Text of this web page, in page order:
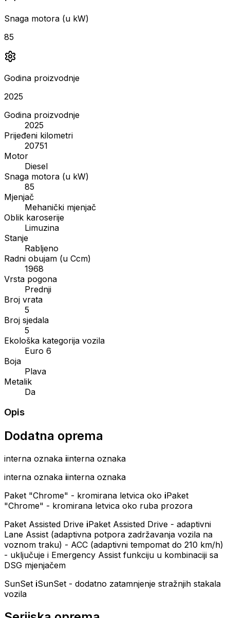
Snaga motora (u kW)
85
Godina proizvodnje
2025
Godina proizvodnje
2025
Prijeđeni kilometri
20751
Motor
Diesel
Snaga motora (u kW)
85
Mjenjač
Mehanički mjenjač
Oblik karoserije
Limuzina
Stanje
Rabljeno
Radni obujam (u Ccm)
1968
Vrsta pogona
Prednji
Broj vrata
5
Broj sjedala
5
Ekološka kategorija vozila
Euro 6
Boja
Plava
Metalik
Da
Opis
Dodatna oprema
interna oznaka iinterna oznaka
interna oznaka iinterna oznaka
Paket "Chrome" - kromirana letvica oko iPaket
"Chrome" - kromirana letvica oko ruba prozora
Paket Assisted Drive iPaket Assisted Drive - adaptivni
Lane Assist (adaptivna potpora zadržavanja vozila na
voznom traku) - ACC (adaptivni tempomat do 210 km/h)
- uključuje i Emergency Assist funkciju u kombinaciji sa
DSG mjenjačem
SunSet iSunSet - dodatno zatamnjenje stražnjih stakala
vozila